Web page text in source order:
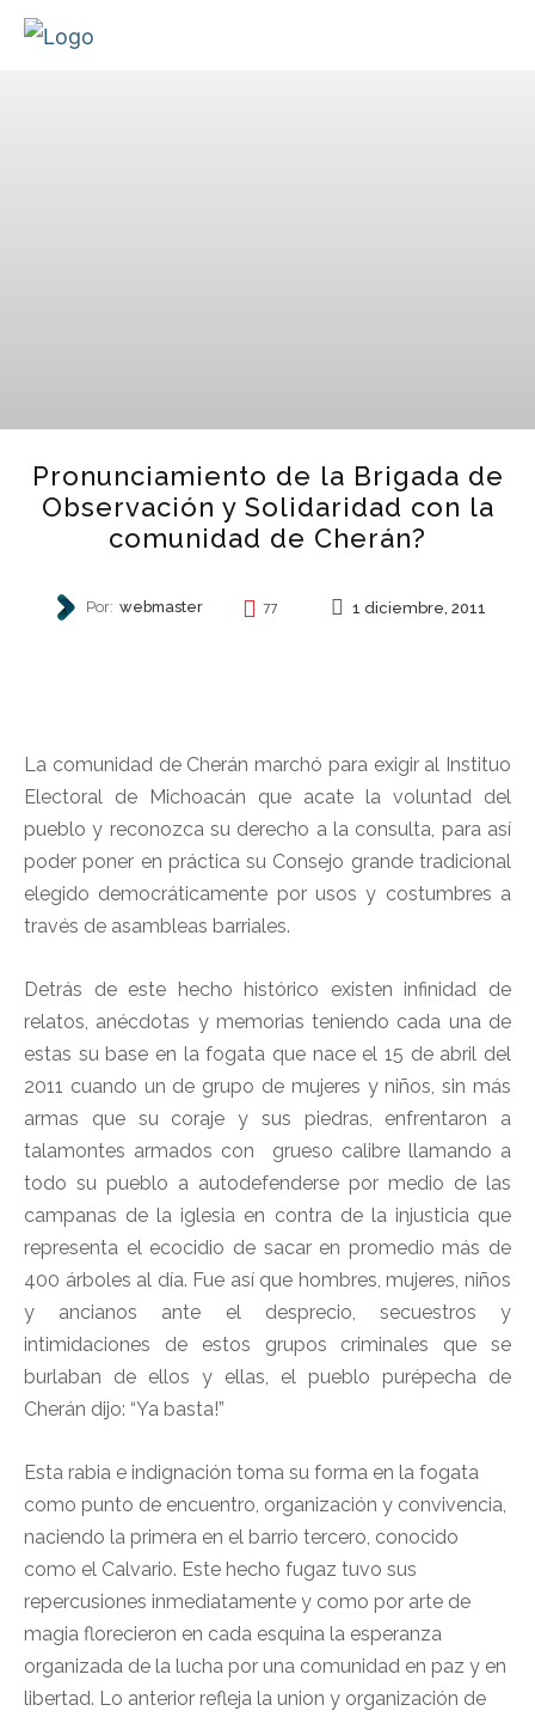
Pronunciamiento de la Brigada de
Observación y Solidaridad con la
comunidad de Cherán?
Por: webmaster 77 1 diciembre, 2011
La comunidad de Cherán marchó para exigir al Instituo
Electoral de Michoacán que acate la voluntad del
pueblo y reconozca su derecho a la consulta, para así
poder poner en práctica su Consejo grande tradicional
elegido democráticamente por usos y costumbres a
través de asambleas barriales.
Detrás de este hecho histórico existen infinidad de
relatos, anécdotas y memorias teniendo cada una de
estas su base en la fogata que nace el 15 de abril del
2011 cuando un de grupo de mujeres y niños, sin más
armas que su coraje y sus piedras, enfrentaron a
talamontes armados con grueso calibre llamando a
todo su pueblo a autodefenderse por medio de las
campanas de la iglesia en contra de la injusticia que
representa el ecocidio de sacar en promedio más de
400 árboles al día. Fue así que hombres, mujeres, niños
y ancianos ante el desprecio, secuestros y
intimidaciones de estos grupos criminales que se
burlaban de ellos y ellas, el pueblo purépecha de
Cherán dijo: “Ya basta!”
Esta rabia e indignación toma su forma en la fogata
como punto de encuentro, organización y convivencia,
naciendo la primera en el barrio tercero, conocido
como el Calvario. Este hecho fugaz tuvo sus
repercusiones inmediatamente y como por arte de
magia florecieron en cada esquina la esperanza
organizada de la lucha por una comunidad en paz y en
libertad. Lo anterior refleja la union y organización de